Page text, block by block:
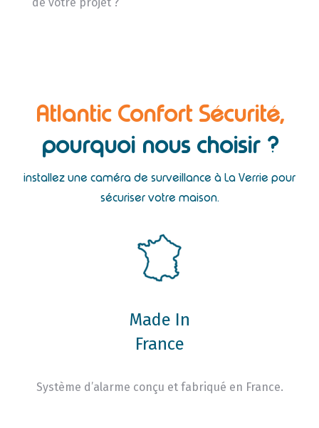
Atlantic Confort Sécurité,
pourquoi nous choisir ?
installez une caméra de surveillance à La Verrie pour
sécuriser votre maison.
Made In
France
Système d’alarme conçu et fabriqué en France.